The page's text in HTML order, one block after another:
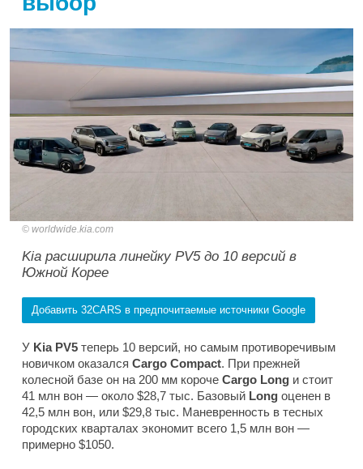
worldwide.kia.com
Kia расширила линейку PV5 до 10 версий в
Южной Корее
Добавить 32CARS в предпочитаемые источники Google
У Kia PV5 теперь 10 версий, но самым противоречивым
новичком оказался Cargo Compact. При прежней
колесной базе он на 200 мм короче Cargo Long и стоит
41 млн вон — около $28,7 тыс. Базовый Long оценен в
42,5 млн вон, или $29,8 тыс. Маневренность в тесных
городских кварталах экономит всего 1,5 млн вон —
примерно $1050.